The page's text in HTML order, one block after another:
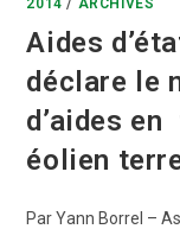
Aides
déclare le
d’aides
éolien
Par Yann Borrel –